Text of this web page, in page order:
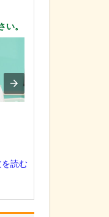
。
読む